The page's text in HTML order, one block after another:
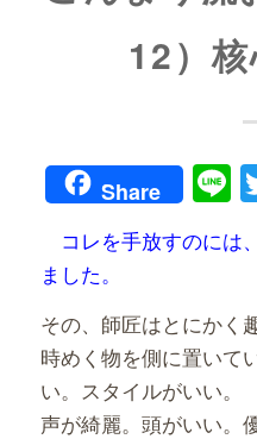
12）
Share
コレを手放すのには
ました。
その、師匠はとにかく
時めく物を側に置いて
い。スタイルがいい。
声が綺麗。頭がいい。